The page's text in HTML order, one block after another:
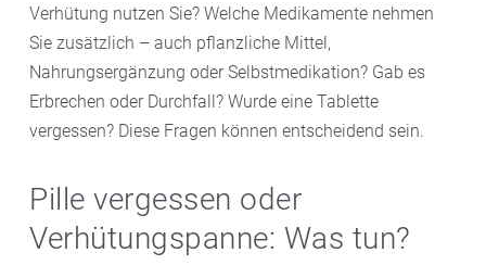
Verhütung nutzen Sie? Welche Medikamente nehmen
Sie zusätzlich – auch pflanzliche Mittel,
Nahrungsergänzung oder Selbstmedikation? Gab es
Erbrechen oder Durchfall? Wurde eine Tablette
vergessen? Diese Fragen können entscheidend sein.
Pille vergessen oder
Verhütungspanne: Was tun?